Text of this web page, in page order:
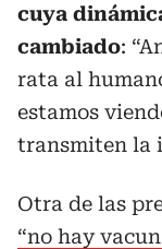
cuya
cambiado:
rata al
estamos
transmiten la
Otra de las
“no hay